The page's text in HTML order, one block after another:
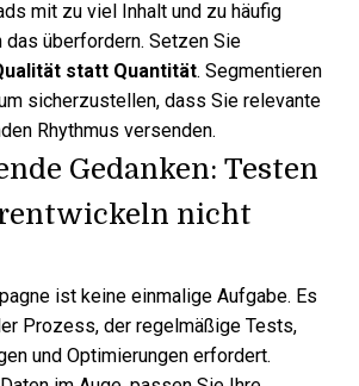
mit zu viel Inhalt und zu häufig
das überfordern. Setzen Sie
statt Quantität. Segmentieren
sicherzustellen, dass Sie relevante
Rhythmus versenden.
Gedanken: Testen
nicht
ist keine einmalige Aufgabe. Es
Prozess, der regelmäßige Tests,
und Optimierungen erfordert.